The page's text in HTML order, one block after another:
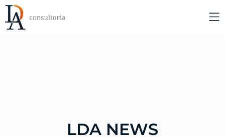
LDA NEWS